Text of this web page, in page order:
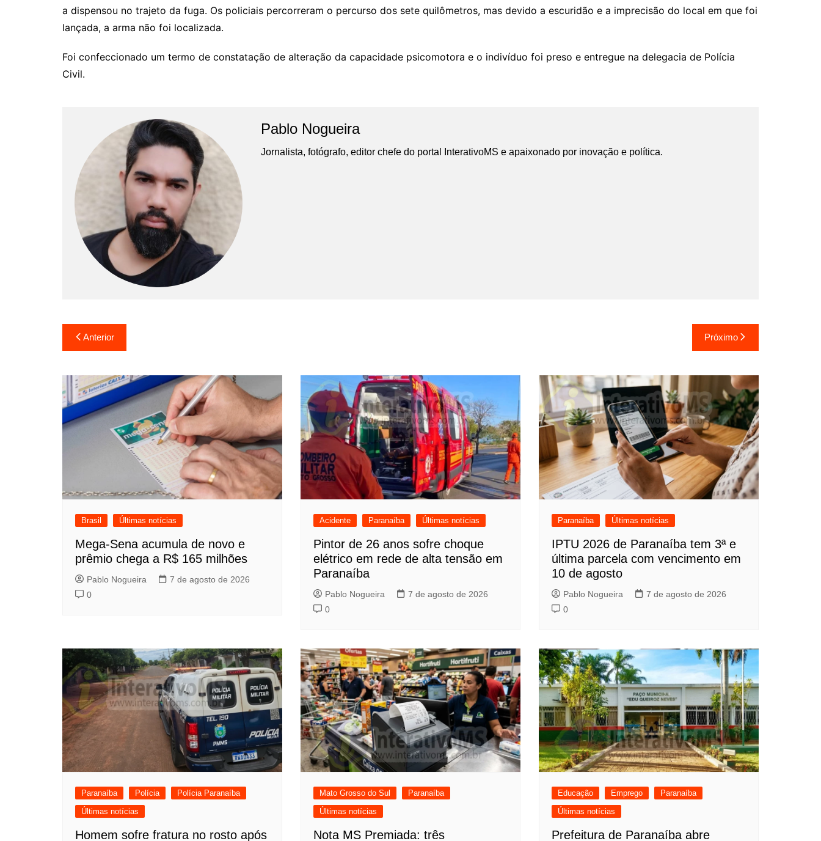
a dispensou no trajeto da fuga. Os policiais percorreram o percurso dos sete quilômetros, mas devido a escuridão e a imprecisão do local em que foi
lançada, a arma não foi localizada.
Foi confeccionado um termo de constatação de alteração da capacidade psicomotora e o indivíduo foi preso e entregue na delegacia de Polícia
Civil.
Pablo Nogueira
Jornalista, fotógrafo, editor chefe do portal InterativoMS e apaixonado por inovação e política.
Navegação
de
Post
Anterior Próximo
Brasil Últimas notícias
Mega-Sena acumula de novo e
prêmio chega a R$ 165 milhões
Pablo Nogueira
7 de agosto de 2026
0
Acidente Paranaíba Últimas notícias
Pintor de 26 anos sofre choque
elétrico em rede de alta tensão em
Paranaíba
Pablo Nogueira
7 de agosto de 2026
0
Paranaíba Últimas notícias
IPTU 2026 de Paranaíba tem 3ª e
última parcela com vencimento em
10 de agosto
Pablo Nogueira
7 de agosto de 2026
0
Paranaíba Polícia
Polícia Paranaíba
Últimas notícias
Homem sofre fratura no rosto após
Mato Grosso do Sul
Paranaíba
Últimas notícias
Nota MS Premiada: três
Educação Emprego
Paranaíba
Últimas notícias
Prefeitura de Paranaíba abre